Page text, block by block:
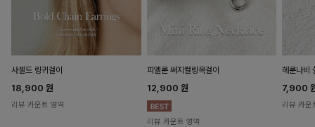
사셀드 링귀걸이
18,900 원
리뷰 카운트 영역
피엘룬 써지컬링목걸이
12,900 원
리뷰 카운트 영역
헤룬나비
7,900
리뷰 카운